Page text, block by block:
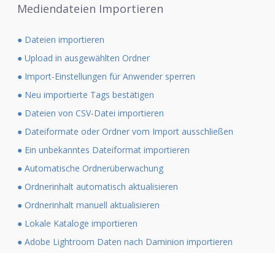
Mediendateien Importieren
● Dateien importieren
● Upload in ausgewählten Ordner
● Import-Einstellungen für Anwender sperren
● Neu importierte Tags bestätigen
● Dateien von CSV-Datei importieren
● Dateiformate oder Ordner vom Import ausschließen
● Ein unbekanntes Dateiformat importieren
● Automatische Ordnerüberwachung
● Ordnerinhalt automatisch aktualisieren
● Ordnerinhalt manuell aktualisieren
● Lokale Kataloge importieren
● Adobe Lightroom Daten nach Daminion importieren